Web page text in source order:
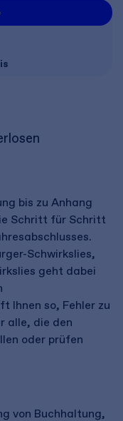
bis zu Anhang
Schritt für Schritt
Schwirkslies,
geht dabei
Ihnen so, Fehler zu
alle, die den
oder prüfen
von Buchhaltung,